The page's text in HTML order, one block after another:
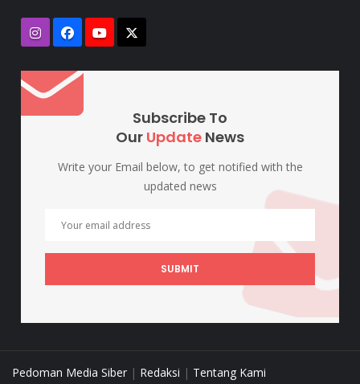
Subscribe To
Our Update News
Write your Email below, to get notified with the
updated news
SUBMIT
Pedoman Media Siber | Redaksi | Tentang Kami